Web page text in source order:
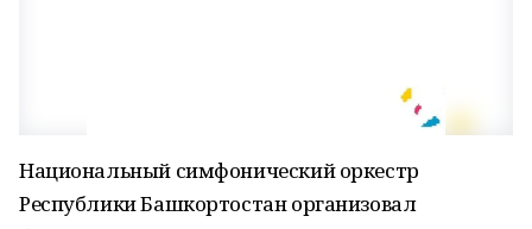
Национальный симфонический оркестр
Республики Башкортостан организовал